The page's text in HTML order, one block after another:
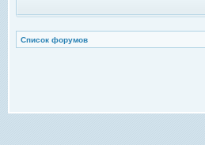
Список форумов